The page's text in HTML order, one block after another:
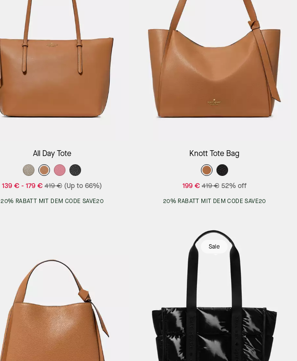
Add to Bag
All Day Tote
139 € -179 € 419 € (Up to 66%)
20% RABATT MIT DEM CODE SAVE20
Add to Bag
Knott Tote Bag
199 € 419 € 52% off
20% RABATT MIT DEM CODE SAVE20
Sale